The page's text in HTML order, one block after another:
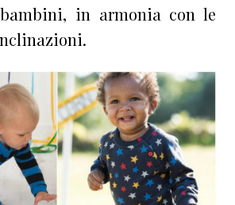
in armonia con le